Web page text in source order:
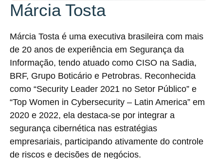
Márcia Tosta
Márcia Tosta é uma executiva brasileira com mais
de 20 anos de experiência em Segurança da
Informação, tendo atuado como CISO na Sadia,
BRF, Grupo Boticário e Petrobras. Reconhecida
como “Security Leader 2021 no Setor Público” e
“Top Women in Cybersecurity – Latin America” em
2020 e 2022, ela destaca-se por integrar a
segurança cibernética nas estratégias
empresariais, participando ativamente do controle
de riscos e decisões de negócios.​​